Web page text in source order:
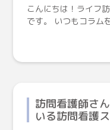
こんにちは！ライフ
です。 いつもコラム
訪問看護師さ
いる訪問看護